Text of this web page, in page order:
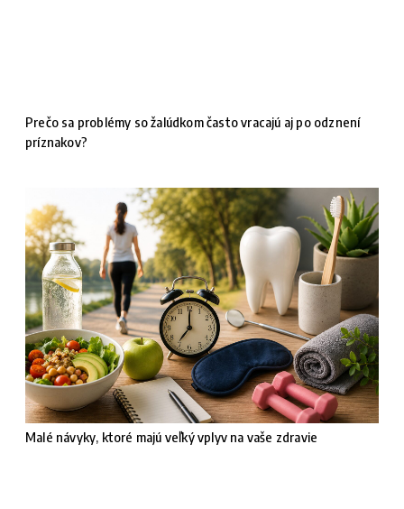
Prečo sa problémy so žalúdkom často vracajú aj po odznení
príznakov?
Malé návyky, ktoré majú veľký vplyv na vaše zdravie